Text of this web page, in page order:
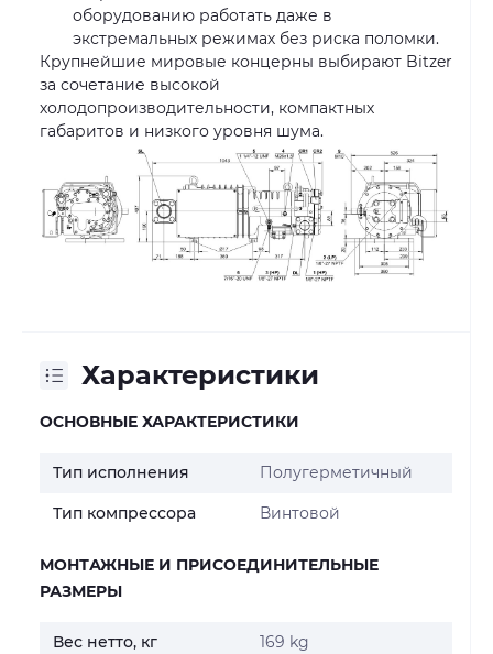
оборудованию работать даже в
экстремальных режимах без риска поломки.
Крупнейшие мировые концерны выбирают Bitzer
за сочетание высокой
холодопроизводительности, компактных
габаритов и низкого уровня шума.
Характеристики
ОСНОВНЫЕ ХАРАКТЕРИСТИКИ
Тип исполнения Полугерметичный
Тип компрессора Винтовой
МОНТАЖНЫЕ И ПРИСОЕДИНИТЕЛЬНЫЕ
РАЗМЕРЫ
Вес нетто, кг 169 kg